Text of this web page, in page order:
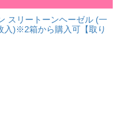
スリートーンヘーゼル (一
入)※2箱から購入可【取り